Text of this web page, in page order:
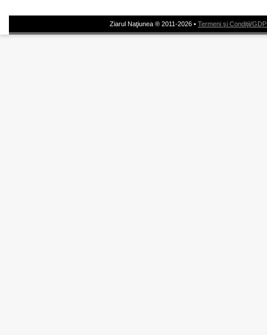
Ziarul Naţiunea ® 2011-2026 • Termeni şi Condiţii/